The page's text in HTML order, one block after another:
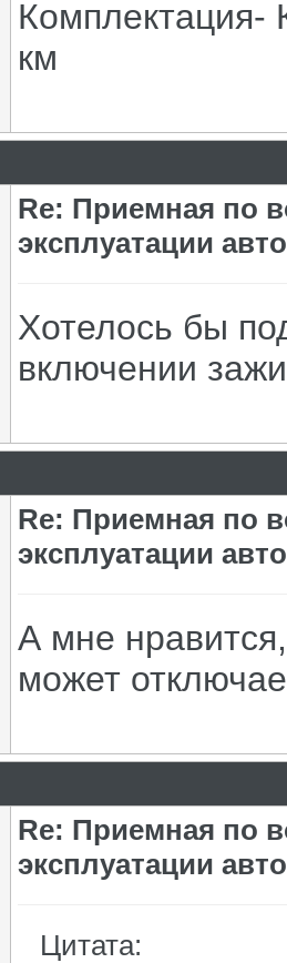
км
Re: Приемная по
эксплуатации
Хотелось бы
включении
Re: Приемная по
эксплуатации
А мне
может
Re: Приемная по
эксплуатации
Цитата: